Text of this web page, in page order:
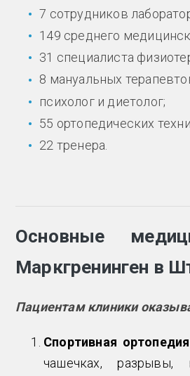
7 сотрудников
149 среднего
31 специалиста
8 мануальных
психолог и диетолог;
55 ортопедических
22 тренера.
Основные
Маркгренинген в
Пациентам клиники
Спортивная ортопедия
чашечках, разрывы,